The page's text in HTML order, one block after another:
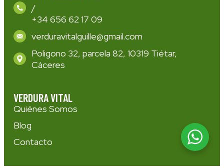
/
+34 656 62 17 09
verduravitalguille@gmail.com
Poligono 32, parcela 82, 10319 Tiétar,
Cáceres
VERDURA VITAL
Quiénes Somos
Blog
Contacto